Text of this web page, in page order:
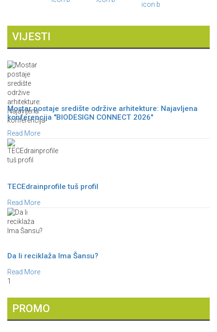
VIJESTI
Mostar postaje središte održive arhitekture: Najavljena
konferencija "BIODESIGN CONNECT 2026"
Read More
TECEdrainprofile tuš profil
Read More
Da li reciklaža Ima Šansu?
Read More
1
PROMO